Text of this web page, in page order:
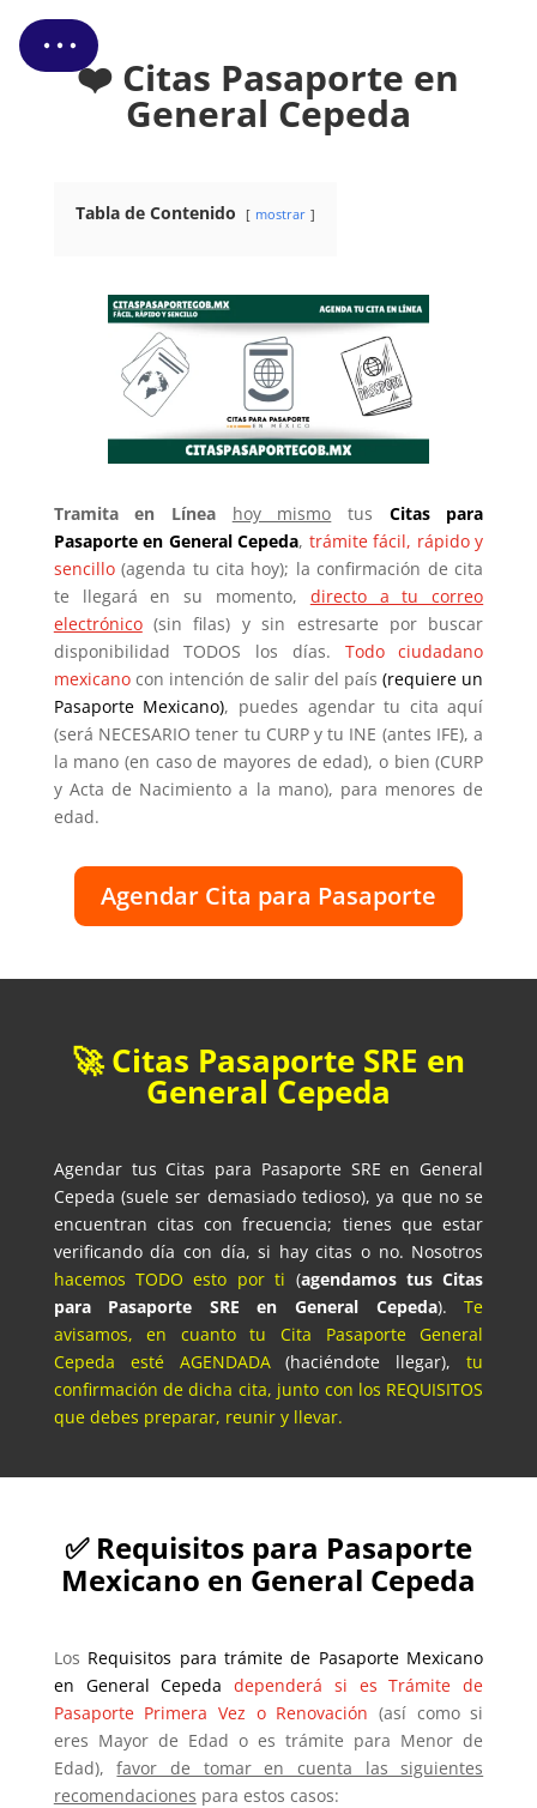
❤️ Citas Pasaporte en
General Cepeda
Tabla de Contenido mostrar
Tramita en Línea hoy mismo tus Citas
para
Pasaporte en General Cepeda, trámite fácil, rápido y
sencillo(agenda tu cita hoy); la confirmación de cita
te llegará en su momento, directo a tu correo
electrónico(sin filas) y sin estresarte por buscar
disponibilidad TODOS los días. Todo ciudadano
mexicanocon intención de salir del país(requiere un
Pasaporte Mexicano), puedes agendar tu cita aquí
(será NECESARIO tener tu CURP y tu INE (antes IFE), a
la mano (en caso de mayores de edad), o bien (CURP
y Acta de Nacimiento a la mano), para menores de
edad.
Agendar Cita para Pasaporte
🚀 Citas Pasaporte SRE en
General Cepeda
Agendar tus Citas para Pasaporte SRE en General
Cepeda (suele ser demasiado tedioso), ya que no se
encuentran citas con frecuencia; tienes que estar
verificando día con día, si hay citas o no. Nosotros
hacemos TODO esto por ti (agendamos tus Citas
para Pasaporte SRE en General Cepeda).Te
avisamos, en cuanto tu Cita Pasaporte General
Cepeda esté AGENDADA(haciéndote llegar),tu
confirmación de dicha cita, junto con los REQUISITOS
que debes preparar, reunir y llevar.
✅ Requisitos para Pasaporte
Mexicano en General Cepeda
Los Requisitos para trámite de Pasaporte Mexicano
en General Cepeda dependerá si es Trámite de
Pasaporte Primera Vez o Renovación (así como si
eres Mayor de Edad o es trámite para Menor de
Edad),favor de tomar en cuenta las siguientes
recomendaciones para estos casos: